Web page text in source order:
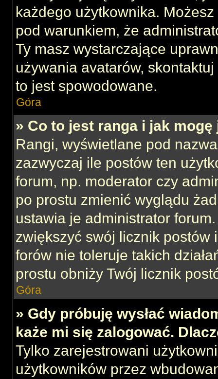
każdego użytkownika.
pod warunkiem, że
Ty masz wystarczające
używania avatarów,
to jest spowodowane.
Góra
» Co to jest ranga i jak mogę
Rangi, wyświetlane pod
zazwyczaj ile postów ten
forum, np. moderator czy
po prostu zmienić wyglądu
ustawia je administrator
zwiększyć swój licznik postów
forów nie toleruje takich
prostu obniży Twój licznik
Góra
» Gdy próbuję wysłać
każe mi się zalogować.
Tylko zarejestrowani
użytkowników przez